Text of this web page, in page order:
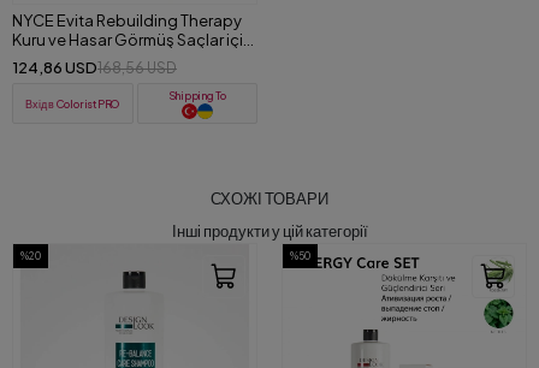
NYCE Evita Rebuilding Therapy
Kuru ve Hasar Görmüş Saçlar için
Onarıcı Maske 1000 ML
124,86 USD168,56 USD
Вхід в ColoristPRO
Shipping To
СХОЖІ ТОВАРИ
Інші продукти у цій категорії
%50 %40